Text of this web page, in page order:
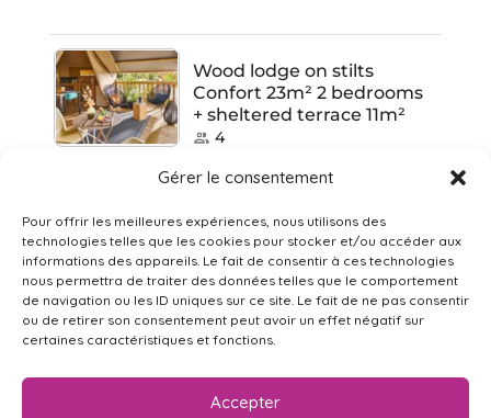
Gérer le consentement
Pour offrir les meilleures expériences, nous utilisons des
technologies telles que les cookies pour stocker et/ou accéder aux
informations des appareils. Le fait de consentir à ces technologies
nous permettra de traiter des données telles que le comportement
de navigation ou les ID uniques sur ce site. Le fait de ne pas consentir
ou de retirer son consentement peut avoir un effet négatif sur
certaines caractéristiques et fonctions.
Accepter